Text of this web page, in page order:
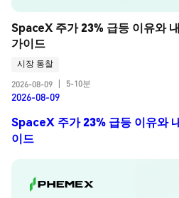
SpaceX 주가 23% 급등 이유와
가이드
시장 통찰
2026-08-09
5-10분
2026-08-09
SpaceX 주가 23% 급등 이유와
이드